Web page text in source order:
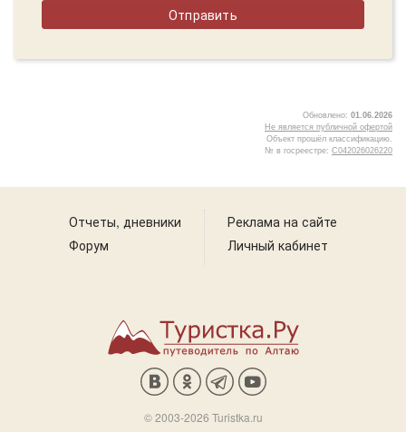
Обновлено: 01.06.2026
Не является публичной офертой
Объект прошёл классификацию.
№ в госреестре: С042026026220
Отчеты, дневники
Форум
Реклама на сайте
Личный кабинет
© 2003-2026 Turistka.ru